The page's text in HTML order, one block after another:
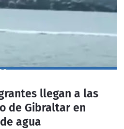
llegan a las
de Gibraltar en
agua